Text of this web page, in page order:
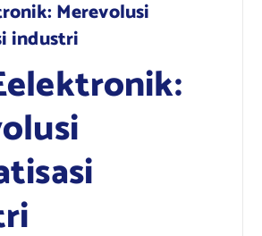
Merevolusi
industri